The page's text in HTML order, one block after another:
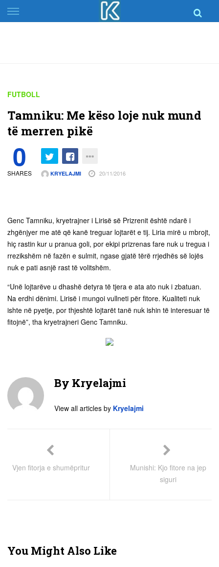
Skip
to
FUTBOLL
Tamniku: Me këso loje nuk mund
të merren pikë
0
SHARES KRYELAJMI 20/11/2016
Genc Tamniku, kryetrajner i Lirisë së Prizrenit është ndarë i
zhgënjyer me atë që kanë treguar lojtarët e tij. Liria mirë u mbrojt,
hiç rastin kur u pranua goli, por ekipi prizrenas fare nuk u tregua i
rrezikshëm në fazën e sulmit, ngase gjatë tërë rrjedhës së lojës
nuk e pati asnjë rast të volitshëm.
“Unë lojtarëve u dhashë detyra të tjera e ata ato nuk i zbatuan.
Na erdhi dënimi. Lirisë i mungoi vullneti për fitore. Kualiteti nuk
ishte në pyetje, por thjeshtë lojtarët tanë nuk ishin të interesuar të
fitojnë”, tha kryetrajneri Genc Tamniku.
By Kryelajmi
View all articles by Kryelajmi
Vjen fitorja e shumëpritur
Munishi: Kjo fitore na jep
siguri
You Might Also Like